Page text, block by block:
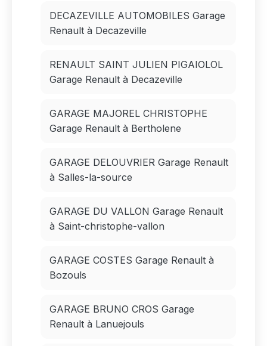
DECAZEVILLE AUTOMOBILES Garage
Renault à Decazeville
RENAULT SAINT JULIEN PIGAIOLOL
Garage Renault à Decazeville
GARAGE MAJOREL CHRISTOPHE
Garage Renault à Bertholene
GARAGE DELOUVRIER Garage Renault
à Salles-la-source
GARAGE DU VALLON Garage Renault
à Saint-christophe-vallon
GARAGE COSTES Garage Renault à
Bozouls
GARAGE BRUNO CROS Garage
Renault à Lanuejouls